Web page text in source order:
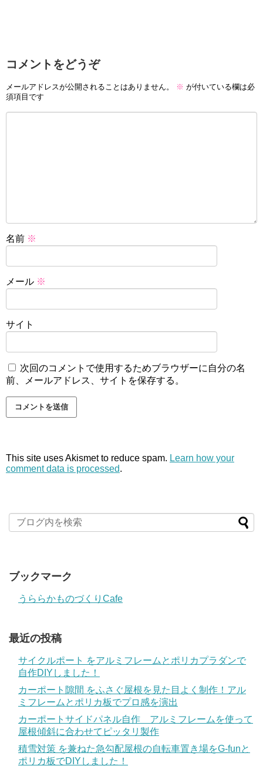
コメントをどうぞ
メールアドレスが公開されることはありません。 ※ が付いている欄は必
須項目です
名前 ※
メール ※
サイト
次回のコメントで使用するためブラウザーに自分の名
前、メールアドレス、サイトを保存する。
This site uses Akismet to reduce spam. Learn how your
comment data is processed.
ブックマーク
うららかものづくりCafe
最近の投稿
サイクルポート をアルミフレームとポリカプラダンで
自作DIYしました！
カーポート隙間 をふさぐ屋根を見た目よく制作！アル
ミフレームとポリカ板でプロ感を演出
カーポートサイドパネル自作 アルミフレームを使って
屋根傾斜に合わせてピッタリ製作
積雪対策 を兼ねた急勾配屋根の自転車置き場をG-funと
ポリカ板でDIYしました！